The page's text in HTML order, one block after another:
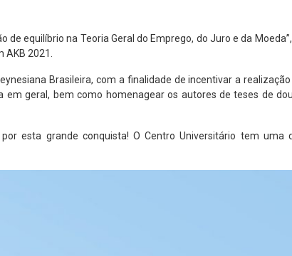
de equilíbrio na Teoria Geral do Emprego, do Juro e da
2021.
Brasileira, com a finalidade de incentivar a
geral, bem como homenagear os autores de teses de
esta grande conquista! O Centro Universitário tem uma